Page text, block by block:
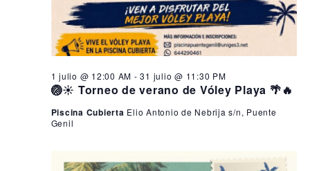
🏐☀️ Torneo de verano de Vóley Playa 🌴🔥
1 julio @ 12:00 AM -31 julio @ 11:30 PM
Piscina Cubierta Elio Antonio de Nebrija s/n, Puente
Genil